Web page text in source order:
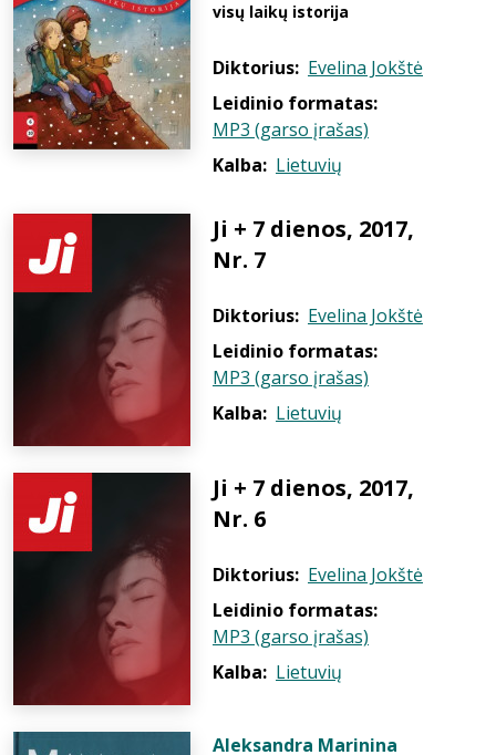
visų laikų istorija
Diktorius: Evelina Jokštė
Leidinio formatas:
MP3 (garso įrašas)
Kalba: Lietuvių
Ji + 7 dienos, 2017,
Nr. 7
Diktorius: Evelina Jokštė
Leidinio formatas:
MP3 (garso įrašas)
Kalba: Lietuvių
Ji + 7 dienos, 2017,
Nr. 6
Diktorius: Evelina Jokštė
Leidinio formatas:
MP3 (garso įrašas)
Kalba: Lietuvių
Aleksandra Marinina